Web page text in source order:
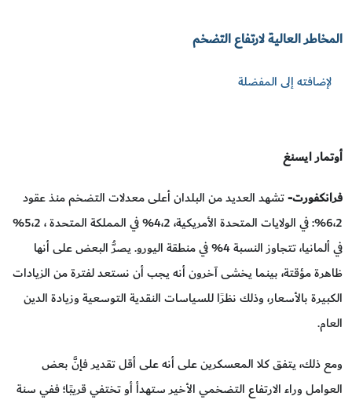
المخاطر العالية لارتفاع التضخم
لإضافته إلى المفضلة
أوتمار ايسنغ
فرانكفورت-تشهد العديد من البلدان أعلى معدلات التضخم منذ عقود
6،2%: في الولايات المتحدة الأمريكية، 4،2% في المملكة المتحدة ، 5،2%
في ألمانيا، تتجاوز النسبة 4% في منطقة اليورو. يصرُّ البعض على أنها
ظاهرة مؤقتة، بينما يخشى آخرون أنه يجب أن نستعد لفترة من الزيادات
الكبيرة بالأسعار، وذلك نظرًا للسياسات النقدية التوسعية وزيادة الدين
العام.
ومع ذلك، يتفق كلا المعسكرين على أنه على أقل تقدير فإنَّ بعض
العوامل وراء الارتفاع التضخمي الأخير ستهدأ أو تختفي قريبًا؛ ففي سنة